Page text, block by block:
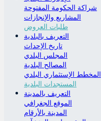
شراكة الحكومة المفتوحة
المشاريع والإنجازات
طلبات العروض
التعريف بالبلدية
تاريخ الإحداث
المجلس البلدي
المصالح البلدية
المخطط الإستثماري البلدي
المستجدات البلدية
التعريف بالمدينة
الموقع الجغرافي
المدينة بالأرقام